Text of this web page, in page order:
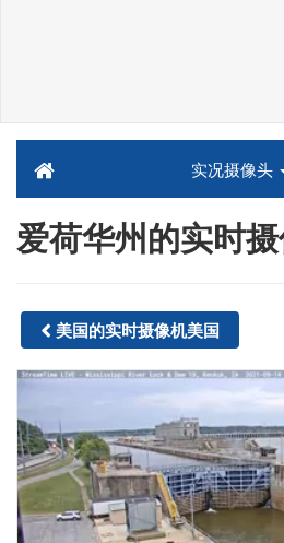
实况摄像头
爱荷华州的实时
美国的实时摄像机美国